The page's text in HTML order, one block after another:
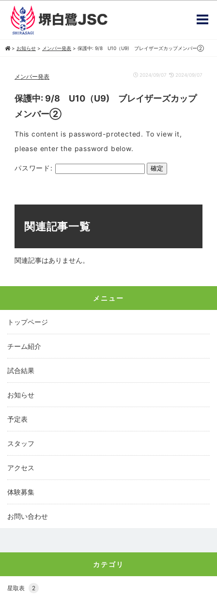
> お知らせ > メンバー発表 > 保護中: 9/8 U10（U9) ブレイザーズカップメンバー②
メンバー発表 2024/09/07 2024/09/07
保護中: 9/8 U10（U9) ブレイザーズカップ
メンバー②
This content is password-protected. To view it,
please enter the password below.
パスワード:
関連記事一覧
関連記事はありません。
メニュー
トップページ
チーム紹介
試合結果
お知らせ
予定表
スタッフ
アクセス
体験募集
お問い合わせ
カテゴリ
星取表 2